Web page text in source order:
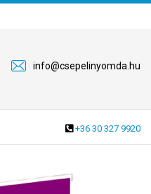
info@csepelinyomda.hu
+36 30 327 9920